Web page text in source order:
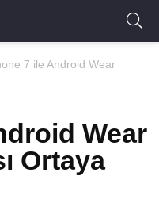
7 ile Android Wear
Wear
Ortaya